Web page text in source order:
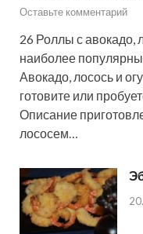
Оставьте комментарий
26 Роллы с авокадо,
наиболее
Авокадо, лосось и
готовите или
Описание
лососем…